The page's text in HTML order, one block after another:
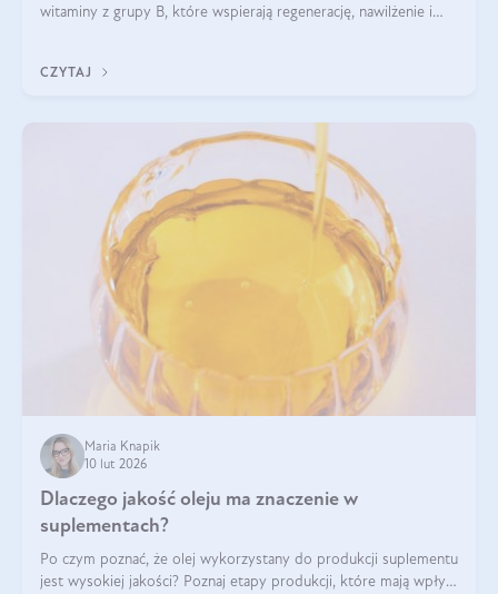
witaminy z grupy B, które wspierają regenerację, nawilżenie i
CZYTAJ
Maria Knapik
10 lut 2026
Dlaczego jakość oleju ma znaczenie w
suplementach?
Po czym poznać, że olej wykorzystany do produkcji suplementu
jest wysokiej jakości? Poznaj etapy produkcji, które mają wpływ